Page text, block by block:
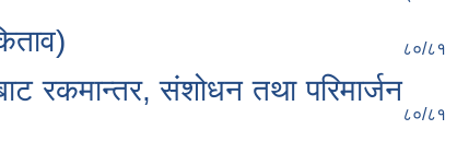
८०/८१
रकमान्तर, संशोधन तथा परिमार्जन
८०/८१